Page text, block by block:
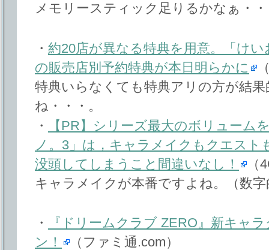
メモリースティック足りるかなぁ・
・ 約20店が異なる特典を用意。「け
の販売店別予約特典が本日明らかに
特典いらなくても特典アリの方が結
ね・・・。
・
【PR】シリーズ最大のボリューム
ノ。3」は，キャラメイクもクエスト
没頭してしまうこと間違いなし！
（
キャラメイクが本番ですよね。（数
・
『ドリームクラブ ZERO』新キャ
ン！
（ファミ通.com）